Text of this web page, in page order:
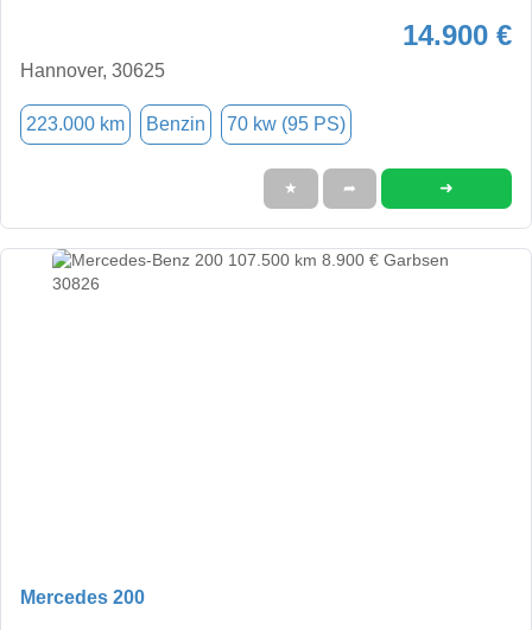
14.900 €
Hannover, 30625
223.000 km Benzin 70 kw (95 PS)
★ ➦ ➜
Mercedes 200